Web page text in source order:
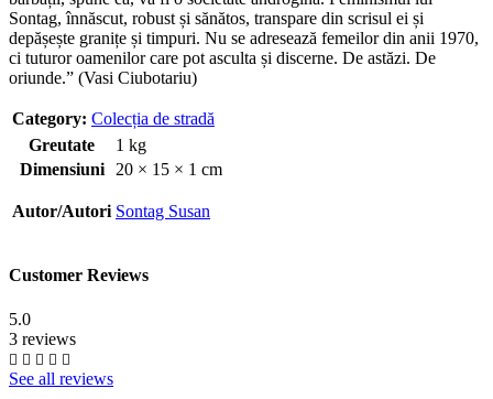
Sontag, înnăscut, robust și sănătos, transpare din scrisul ei și
depășește granițe și timpuri. Nu se adresează femeilor din anii 1970,
ci tuturor oamenilor care pot asculta și discerne. De astăzi. De
oriunde.” (Vasi Ciubotariu)
Category: Colecția de stradă
Greutate
1 kg
Dimensiuni
20 × 15 × 1 cm
Autor/Autori Sontag Susan
Customer Reviews
5.0
3 reviews
See all reviews